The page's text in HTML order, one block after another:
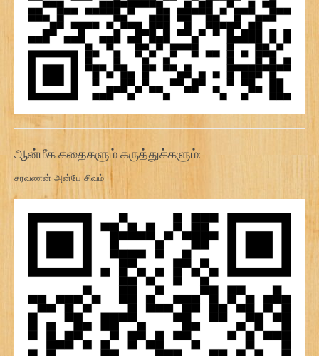
ஆன்மீக கதைகளும் கருத்துக்களும்:
சரவணன் அன்பே சிவம்